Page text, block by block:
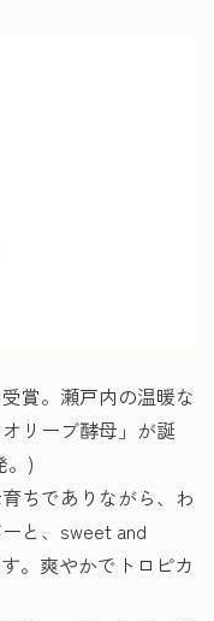
賞。瀬戸内の温暖な
リーブ酵母」が誕
。)
ちでありながら、わ
と、sweet and
。爽やかでトロピカ